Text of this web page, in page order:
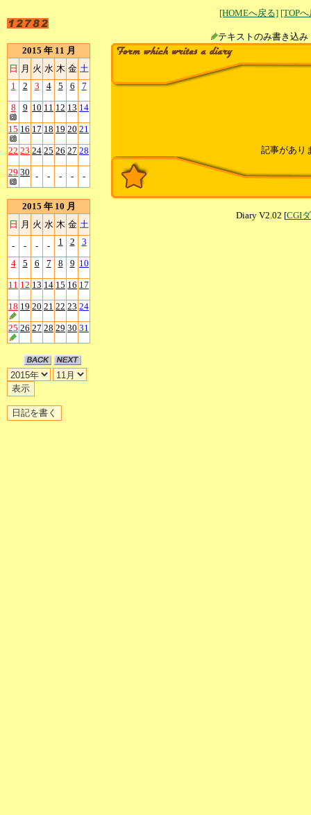
[HOMEへ戻る] [TOP
テキストのみ書
2015 年 11 月
日 月 火 水 木 金 土
1
2 3 4 5 6 7
8 9 10 11 12 13 14
15 16 17 18 19 20 21
22 23 24 25 26 27 28
29 30 - - - - -
2015 年 10 月
日 月 火 水 木 金 土
- - - - 1 2 3
4 5 6 7 8 9 10
11 12 13 14 15 16 17
18 19 20 21 22 23 24
25 26 27 28 29 30 31
記事があり
Diary V2.02 [CGI